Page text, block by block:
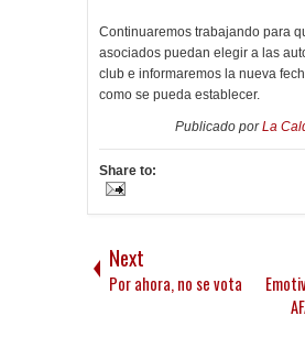
Continuaremos trabajando para
asociados puedan elegir a las
club e informaremos la nueva
como se pueda establecer.
Publicado porLa
Share to:
Next
Por ahora, no se vota